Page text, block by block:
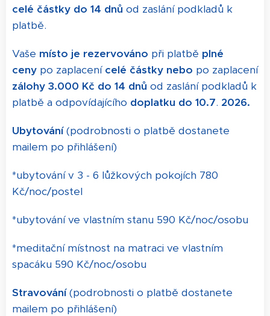
celé částky do 14 dnů od zaslání podkladů k
platbě.
Vaše místo je rezervováno při platbě plné
ceny po zaplacení celé částky nebo po zaplacení
zálohy 3.000 Kč do 14 dnů od zaslání podkladů k
platbě a odpovídajícího doplatku do 10.7. 2026.
Ubytování(podrobnosti o platbě dostanete
mailem po přihlášení)
*ubytování v 3 - 6 lůžkových pokojích 780
Kč/noc/postel
*ubytování ve vlastním stanu 590 Kč/noc/osobu
*meditační místnost na matraci ve vlastním
spacáku 590 Kč/noc/osobu
Stravování (podrobnosti o platbě dostanete
mailem po přihlášení)